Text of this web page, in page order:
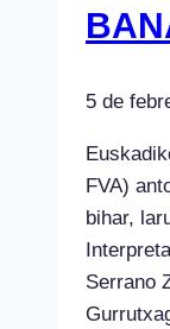
5 de
FVA)
bihar,
Serrano